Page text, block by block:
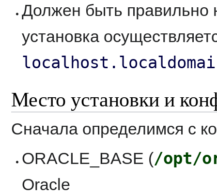
Должен быть правильно
установка
Место установки и
Cначала определимся с
ORACLE_BASE (/opt/
Oracle